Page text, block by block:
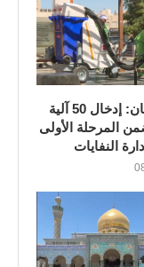
أمانة عمّان: إدخال 50 آلية
المرحلة الأولى
النفايات